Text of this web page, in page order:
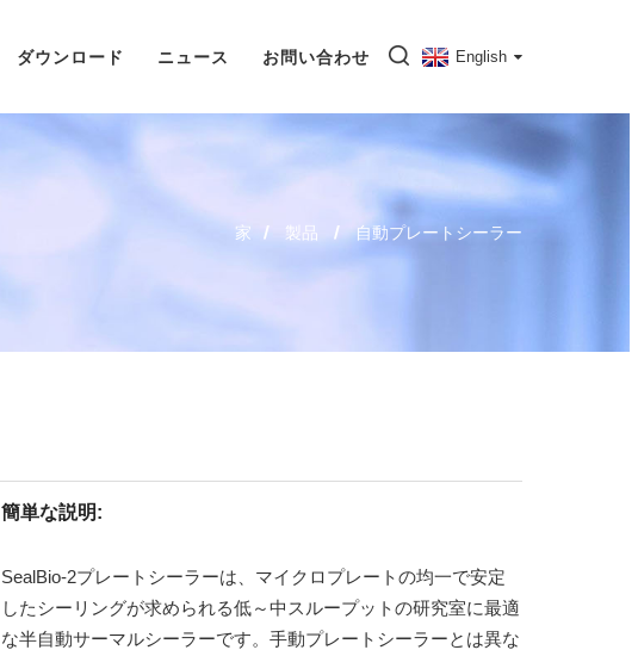
ダウンロード ニュース お問い合わせ English
家 製品 自動プレートシーラー
簡単な説明:
SealBio-2プレートシーラーは、マイクロプレートの均一で安定
したシーリングが求められる低～中スループットの研究室に最適
な半自動サーマルシーラーです。手動プレートシーラーとは異な